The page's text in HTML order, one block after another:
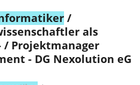
/
als
/ Projektmanager
- DG Nexolution eG